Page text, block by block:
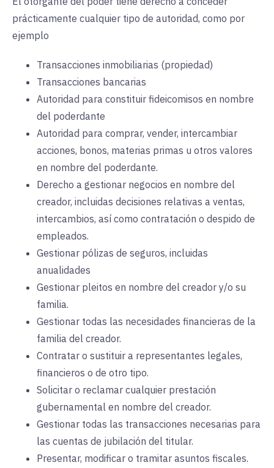
prácticamente cualquier tipo de autoridad, como por
ejemplo
Transacciones inmobiliarias (propiedad)
Transacciones bancarias
Autoridad para constituir fideicomisos en nombre
del poderdante
Autoridad para comprar, vender, intercambiar
acciones, bonos, materias primas u otros valores
en nombre del poderdante.
Derecho a gestionar negocios en nombre del
creador, incluidas decisiones relativas a ventas,
intercambios, así como contratación o despido de
empleados.
Gestionar pólizas de seguros, incluidas
anualidades
Gestionar pleitos en nombre del creador y/o su
familia.
Gestionar todas las necesidades financieras de la
familia del creador.
Contratar o sustituir a representantes legales,
financieros o de otro tipo.
Solicitar o reclamar cualquier prestación
gubernamental en nombre del creador.
Gestionar todas las transacciones necesarias para
las cuentas de jubilación del titular.
Presentar, modificar o tramitar asuntos fiscales.